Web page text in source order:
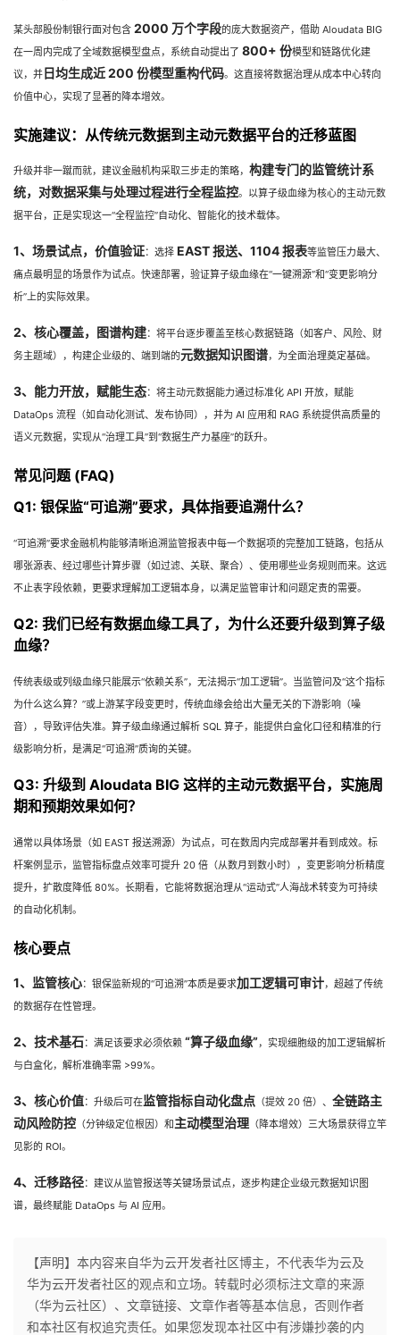
某头部股份制银行面对包含 2000 万个字段的庞大数据资产，借助 Aloudata BIG
在一周内完成了全域数据模型盘点，系统自动提出了 800+ 份模型和链路优化建
议，并日均生成近 200 份模型重构代码。这直接将数据治理从成本中心转向
价值中心，实现了显著的降本增效。
实施建议：从传统元数据到主动元数据平台的迁移蓝图
升级并非一蹴而就，建议金融机构采取三步走的策略， 构建专门的监管统计系
统，对数据采集与处理过程进行全程监控。以算子级血缘为核心的主动元数
据平台，正是实现这一“全程监控”自动化、智能化的技术载体。
1、场景试点，价值验证：选择 EAST 报送、1104 报表等监管压力最大、
痛点最明显的场景作为试点。快速部署，验证算子级血缘在“一键溯源”和“变更影响分
析”上的实际效果。
2、核心覆盖，图谱构建：将平台逐步覆盖至核心数据链路（如客户、风险、财
务主题域），构建企业级的、端到端的元数据知识图谱，为全面治理奠定基础。
3、能力开放，赋能生态：将主动元数据能力通过标准化 API 开放，赋能
DataOps 流程（如自动化测试、发布协同），并为 AI 应用和 RAG 系统提供高质量的
语义元数据，实现从“治理工具”到“数据生产力基座”的跃升。
常见问题 (FAQ)
Q1: 银保监“可追溯”要求，具体指要追溯什么？
“可追溯”要求金融机构能够清晰追溯监管报表中每一个数据项的完整加工链路，包括从
哪张源表、经过哪些计算步骤（如过滤、关联、聚合）、使用哪些业务规则而来。这远
不止表字段依赖，更要求理解加工逻辑本身，以满足监管审计和问题定责的需要。
Q2: 我们已经有数据血缘工具了，为什么还要升级到算子级
血缘？
传统表级或列级血缘只能展示“依赖关系”，无法揭示“加工逻辑”。当监管问及“这个指标
为什么这么算？”或上游某字段变更时，传统血缘会给出大量无关的下游影响（噪
音），导致评估失准。算子级血缘通过解析 SQL 算子，能提供白盒化口径和精准的行
级影响分析，是满足“可追溯”质询的关键。
Q3: 升级到 Aloudata BIG 这样的主动元数据平台，实施周
期和预期效果如何？
通常以具体场景（如 EAST 报送溯源）为试点，可在数周内完成部署并看到成效。标
杆案例显示，监管指标盘点效率可提升 20 倍（从数月到数小时），变更影响分析精度
提升，扩散度降低 80%。长期看，它能将数据治理从“运动式”人海战术转变为可持续
的自动化机制。
核心要点
1、监管核心：银保监新规的“可追溯”本质是要求加工逻辑可审计，超越了传统
的数据存在性管理。
2、技术基石：满足该要求必须依赖 “算子级血缘” ，实现细胞级的加工逻辑解析
与白盒化，解析准确率需 >99%。
3、核心价值：升级后可在监管指标自动化盘点 （提效 20 倍）、 全链路主
动风险防控 （分钟级定位根因）和主动模型治理 （降本增效）三大场景获得立竿
见影的 ROI。
4、迁移路径：建议从监管报送等关键场景试点，逐步构建企业级元数据知识图
谱，最终赋能 DataOps 与 AI 应用。
【声明】本内容来自华为云开发者社区博主，不代表华为云及
华为云开发者社区的观点和立场。转载时必须标注文章的来源
（华为云社区）、文章链接、文章作者等基本信息，否则作者
和本社区有权追究责任。如果您发现本社区中有涉嫌抄袭的内